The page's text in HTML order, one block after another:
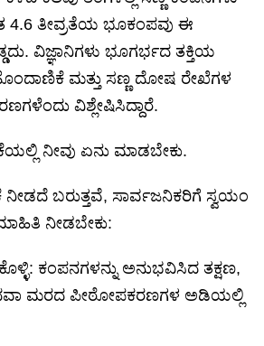
4.6 ತೀವ್ರತೆಯ ಭೂಕಂಪವು ಈ
ವಿಜ್ಞಾನಿಗಳು ಭೂಗರ್ಭದ ತಕ್ತಿಯ
ಮತ್ತು ಸಣ್ಣ ದೋಷ ರೇಖೆಗಳ
ವಿಶ್ಲೇಷಿಸಿದ್ದಾರೆ.
ನೀವು ಏನು ಮಾಡಬೇಕು.
ನೀಡದೆ ಬರುತ್ತವೆ, ಸಾರ್ವಜನಿಕರಿಗೆ ಸ್ವಯಂ
ನೀಡಬೇಕು:
ಕಂಪನಗಳನ್ನು ಅನುಭವಿಸಿದ ತಕ್ಷಣ,
ಮರದ ಪೀಠೋಪಕರಣಗಳ ಅಡಿಯಲ್ಲಿ